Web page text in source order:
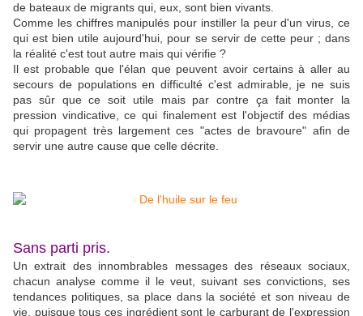
de bateaux de migrants qui, eux, sont bien vivants.
Comme les chiffres manipulés pour instiller la peur d'un virus, ce
qui est bien utile aujourd'hui, pour se servir de cette peur ; dans
la réalité c'est tout autre mais qui vérifie ?
Il est probable que l'élan que peuvent avoir certains à aller au
secours de populations en difficulté c'est admirable, je ne suis
pas sûr que ce soit utile mais par contre ça fait monter la
pression vindicative, ce qui finalement est l'objectif des médias
qui propagent très largement ces "actes de bravoure" afin de
servir une autre cause que celle décrite.
Sans parti pris.
Un extrait des innombrables messages des réseaux sociaux,
chacun analyse comme il le veut, suivant ses convictions, ses
tendances politiques, sa place dans la société et son niveau de
vie, puisque tous ces ingrédient sont le carburant de l'expression